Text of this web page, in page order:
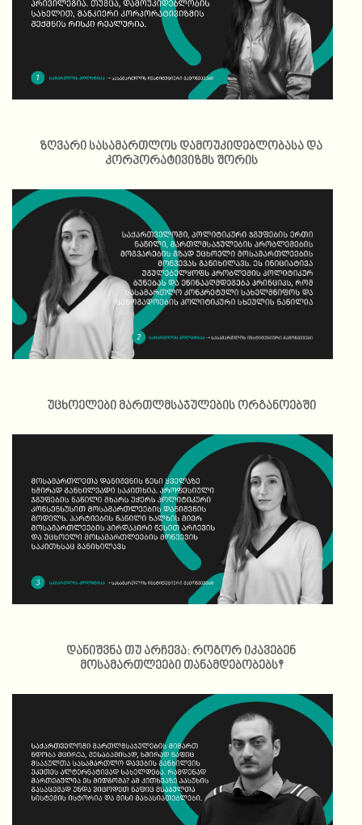
ზღვარი სასამართლოს დამოუკიდებლობასა და
კორპორატივიზმს შორის
უცხოელები მართლმსაჯულების ორგანოებში
დანიშვნა თუ არჩევა: როგორ იკავებენ
მოსამართლეები თანამდებობებს?